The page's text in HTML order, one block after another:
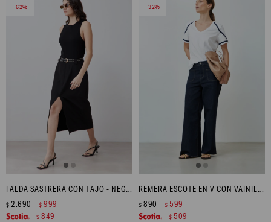
62
FALDA SASTRERA CON TAJO - NEGRO
$2.690 $ 999
$ 849
32
REMERA ESCOTE EN V CON VAINILLAS - BLANCO
$890 $ 599
$ 509